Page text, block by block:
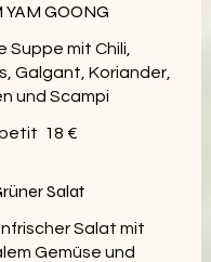
YAM GOONG
Suppe mit Chili,
Galgant, Koriander,
und Scampi
18 €
Salat
Salat mit
Gemüse und